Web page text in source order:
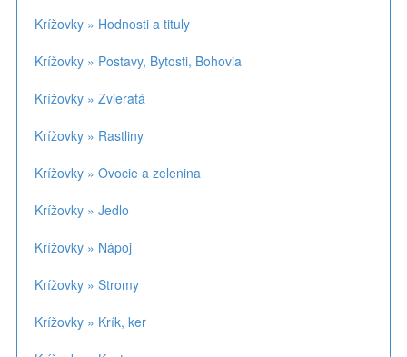
Krížovky » Hodnosti a tituly
Krížovky » Postavy, Bytosti, Bohovia
Krížovky » Zvieratá
Krížovky » Rastliny
Krížovky » Ovocie a zelenina
Krížovky » Jedlo
Krížovky » Nápoj
Krížovky » Stromy
Krížovky » Krík, ker